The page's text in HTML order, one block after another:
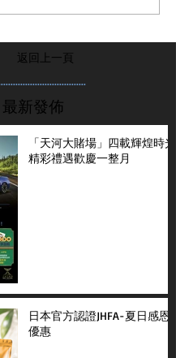
返回上一頁
最新發佈
「天河大賭場」四載輝煌時光
精彩禮遇歡慶一整月
日本官方認證JHFA-夏日感恩
優惠